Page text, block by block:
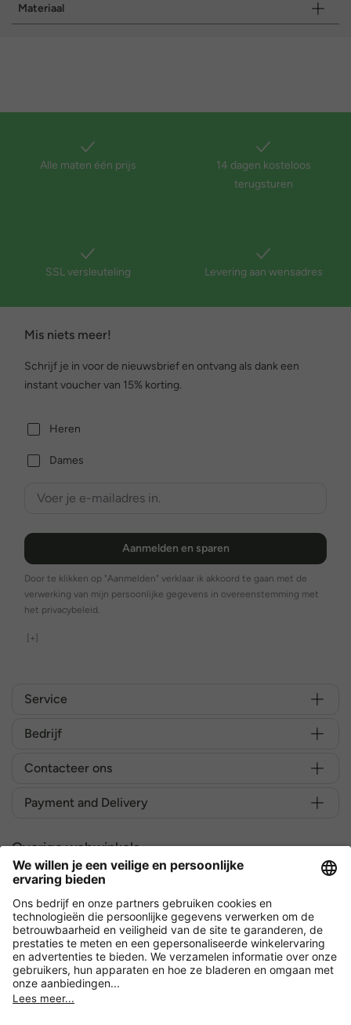
Materiaal
Alle maten één prijs
14 dagen kosteloos
terugsturen
SSL versleuteling Levering aan wensadres
Mis niets meer!
Schrijf je in voor de nieuwsbrief en ontvang als dank een
instant voucher van 15% korting.
Heren
Dames
Aanmelden en sparen
Door te klikken op "Aanmelden" verklaar ik akkoord te gaan met de
verwerking van mijn persoonlijke gegevens in overeenstemming met
het privacybeleid.
[+]
Service
Bedrijf
Contacteer ons
Payment and Delivery
Overige webwinkels
België
Versleuteling met